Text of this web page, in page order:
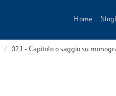
Home
02.1 - Capitolo o saggio su